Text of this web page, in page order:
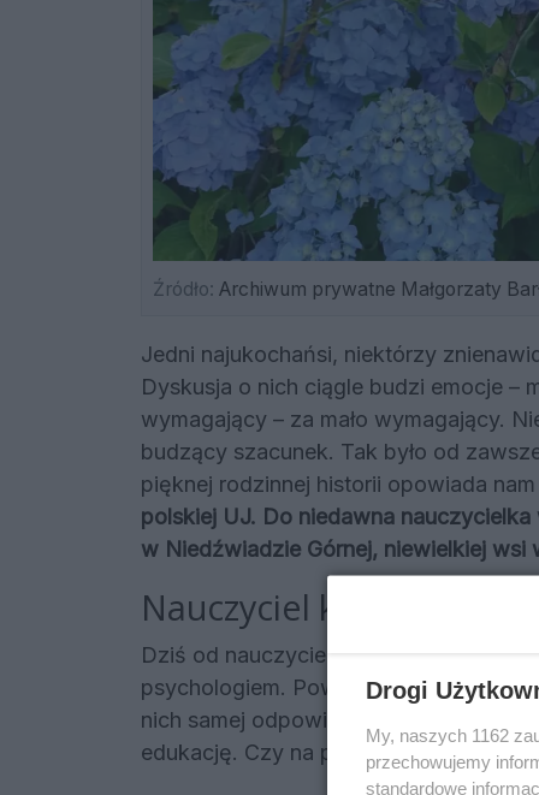
Źródło: Archiwum prywatne Małgorzaty
Jedni najukochańsi, niektórzy
Dyskusja o nich ciągle budzi emocje –
wymagający – za mało wymagający.
budzący szacunek. Tak było od
pięknej rodzinnej historii opowiada nam
polskiej UJ. Do niedawna
w Niedźwiadzie Górnej, niewielkiej
Nauczyciel kiedyś –
Dziś od nauczycieli wymaga się bycia
psychologiem. Powierzamy swoje
nich samej odpowiedzialności. Ale to
edukację. Czy na pewno?
Drogi
My, naszych 1162
przechowujemy
standardowe